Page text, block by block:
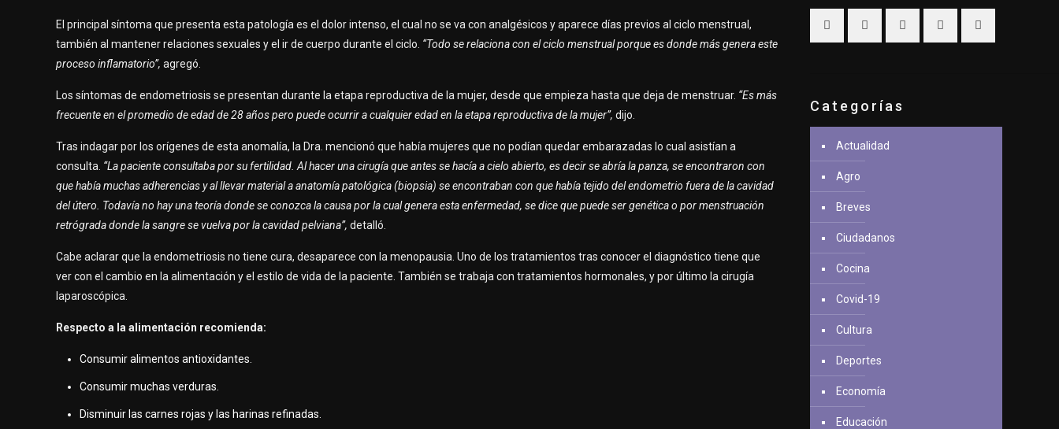
El principal síntoma que presenta esta patología es el dolor intenso, el cual no se va con analgésicos y aparece días previos al ciclo menstrual,
también al mantener relaciones sexuales y el ir de cuerpo durante el ciclo. “Todo se relaciona con el ciclo menstrual porque es donde más genera este
proceso inflamatorio”,agregó.
Los síntomas de endometriosis se presentan durante la etapa reproductiva de la mujer, desde que empieza hasta que deja de menstruar. “Es más
frecuente en el promedio de edad de 28 años pero puede ocurrir a cualquier edad en la etapa reproductiva de la mujer”,dijo.
Tras indagar por los orígenes de esta anomalía, la Dra. mencionó que había mujeres que no podían quedar embarazadas lo cual asistían a
consulta. “La paciente consultaba por su fertilidad. Al hacer una cirugía que antes se hacía a cielo abierto, es decir se abría la panza, se encontraron con
que había muchas adherencias y al llevar material a anatomía patológica (biopsia) se encontraban con que había tejido del endometrio fuera de la cavidad
del útero. Todavía no hay una teoría donde se conozca la causa por la cual genera esta enfermedad, se dice que puede ser genética o por menstruación
retrógrada donde la sangre se vuelva por la cavidad pelviana”,detalló.
Cabe aclarar que la endometriosis no tiene cura, desaparece con la menopausia. Uno de los tratamientos tras conocer el diagnóstico tiene que
ver con el cambio en la alimentación y el estilo de vida de la paciente. También se trabaja con tratamientos hormonales, y por último la cirugía
laparoscópica.
Respecto a la alimentación recomienda:
Consumir alimentos antioxidantes.
Consumir muchas verduras.
Disminuir las carnes rojas y las harinas refinadas.
Categorías
Actualidad
Agro
Breves
Ciudadanos
Cocina
Covid-19
Cultura
Deportes
Economía
Educación